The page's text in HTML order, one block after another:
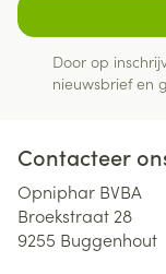
Door op
nieuwsbrief en
Contacteer
Opniphar BVBA
Broekstraat 28
9255 Buggenhout